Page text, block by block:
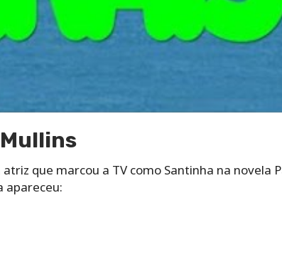
que marcou a TV como Santinha na novela
apareceu: